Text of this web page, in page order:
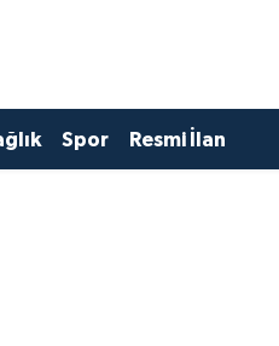
Spor Resmi İlan